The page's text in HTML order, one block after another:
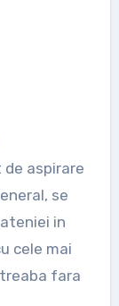
aspirare
se
in
cele mai
fara